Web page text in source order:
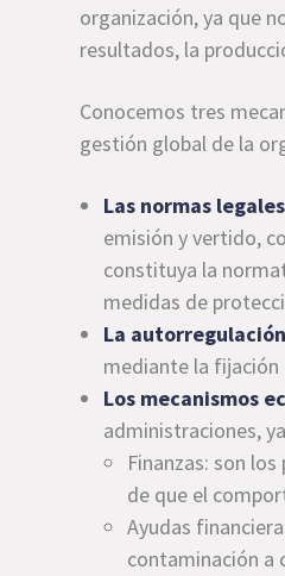
organización, ya que
resultados, la
Conocemos tres
gestión global de la
Las normas
emisión y vertido,
constituya la
medidas de
La autorregulación
mediante la fijación
Los mecanismos
administraciones,
Finanzas: son
de que el
Ayudas
contaminación a